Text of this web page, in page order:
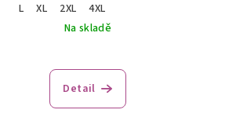
L
XL 2XL
4XL
Na skladě
Detail